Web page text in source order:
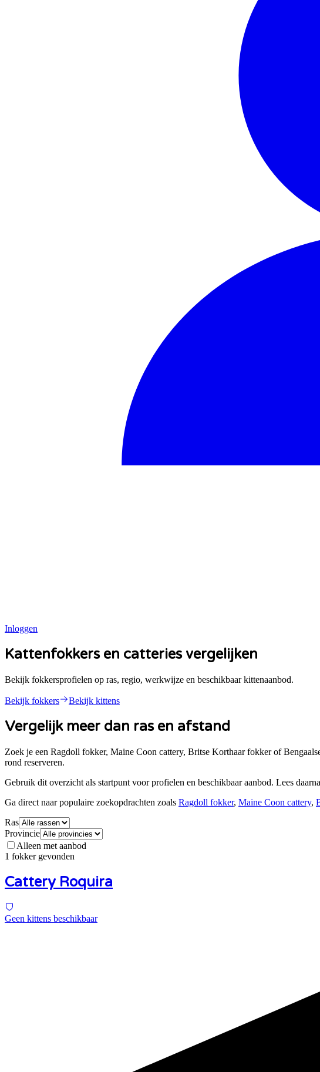
Inloggen
Kattenfokkers en catteries vergelijken
Bekijk fokkersprofielen op ras, regio, werkwijze en beschikbaar kittenaanbod.
Bekijk fokkers Bekijk kittens
Vergelijk meer dan ras en afstand
Zoek je een Ragdoll fokker, Maine Coon cattery, Britse Korthaar fokker of
rond reserveren.
Gebruik dit overzicht als startpunt voor profielen en beschikbaar aanbod. Lees
Ga direct naar populaire zoekopdrachten zoals Ragdoll fokker, Maine Coon cattery,
Ras
Provincie
Alleen met aanbod
1 fokker gevonden
Cattery Roquira
Geen kittens beschikbaar